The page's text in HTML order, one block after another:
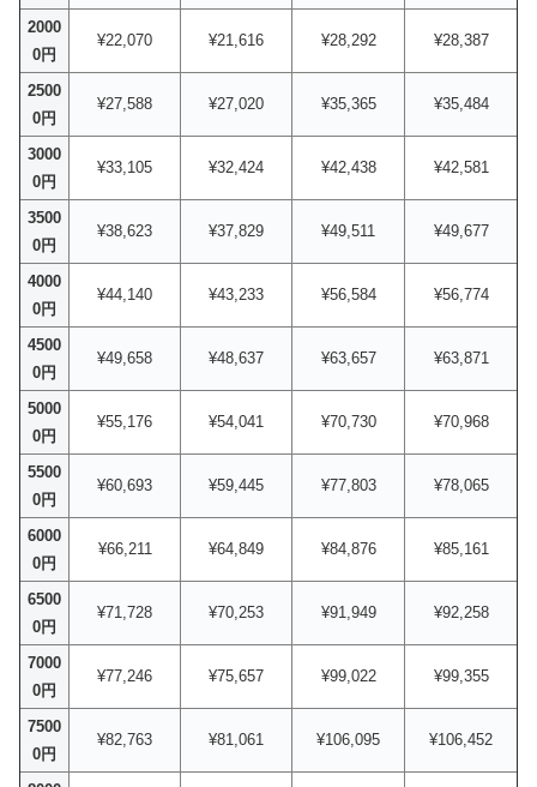
2000
0円
¥22,070 ¥21,616 ¥28,292 ¥28,387
2500
0円
¥27,588 ¥27,020 ¥35,365 ¥35,484
3000
0円
¥33,105 ¥32,424 ¥42,438 ¥42,581
3500
0円
¥38,623 ¥37,829 ¥49,511 ¥49,677
4000
0円
¥44,140 ¥43,233 ¥56,584 ¥56,774
4500
0円
¥49,658 ¥48,637 ¥63,657 ¥63,871
5000
0円
¥55,176 ¥54,041 ¥70,730 ¥70,968
5500
0円
¥60,693 ¥59,445 ¥77,803 ¥78,065
6000
0円
¥66,211 ¥64,849 ¥84,876 ¥85,161
6500
0円
¥71,728 ¥70,253 ¥91,949 ¥92,258
7000
0円
¥77,246 ¥75,657 ¥99,022 ¥99,355
7500
0円
¥82,763 ¥81,061 ¥106,095 ¥106,452